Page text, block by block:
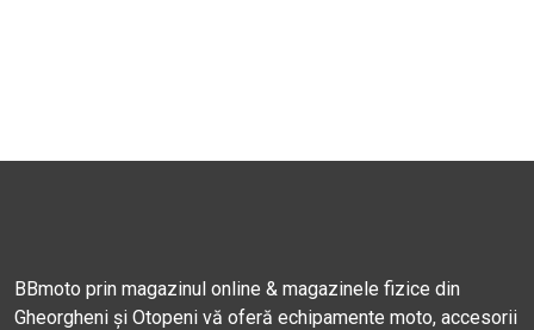
BBmoto prin magazinul online & magazinele fizice din
Gheorgheni și Otopeni vă oferă echipamente moto, accesorii